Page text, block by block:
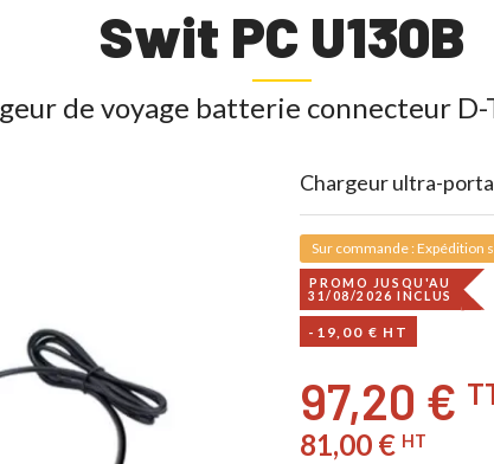
Swit PC U130B
de voyage batterie connecteur D-
Chargeur ultra-
Sur commande : Expédition
PROMO JUSQU'AU
31/08/2026 INCLUS
-19,00 € HT
97,20 €
81,00 € HT